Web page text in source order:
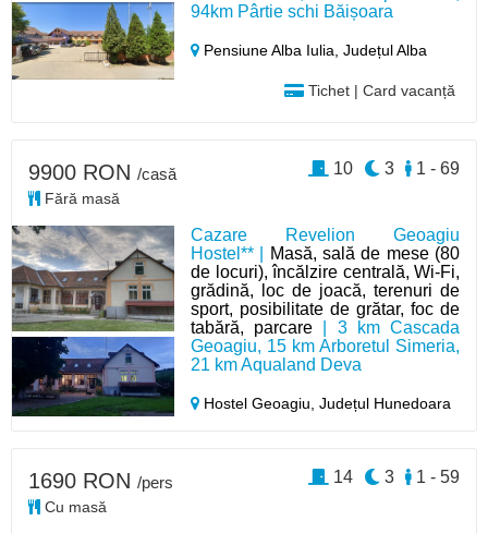
94km Pârtie schi Băișoara
Pensiune Alba Iulia,Județul Alba
Tichet | Card vacanță
Cazare Revelion Geoagiu
Hostel** |
Masă, sală de mese (80
de locuri), încălzire centrală, Wi-Fi,
grădină, loc de joacă, terenuri de
sport, posibilitate de grătar, foc de
tabără, parcare | 3 km Cascada
Geoagiu, 15 km Arboretul Simeria,
21 km Aqualand Deva
Hostel Geoagiu,Județul Hunedoara
9900 RON /casă
Fără masă
1 - 69
3
10
1690 RON /pers
Cu masă
1 - 59
3
14